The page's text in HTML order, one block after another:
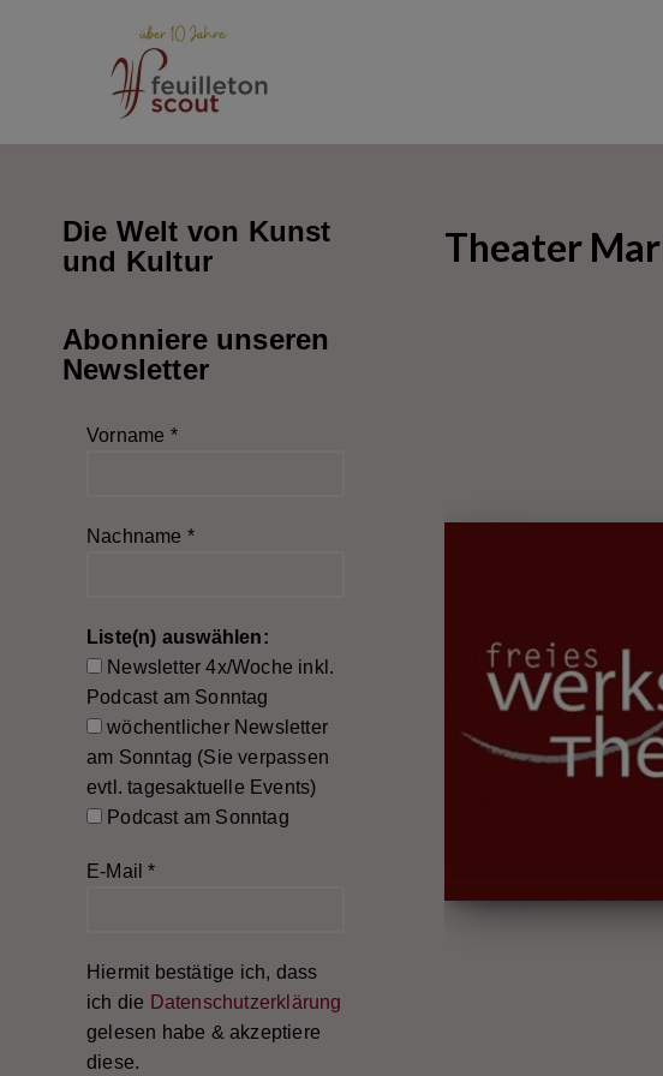
Die Welt von Kunst
und Kultur
Abonniere unseren
Newsletter
Vorname *
Nachname *
Liste(n) auswählen:
Newsletter 4x/Woche inkl.
Podcast am Sonntag
wöchentlicher Newsletter
am Sonntag (Sie verpassen
evtl. tagesaktuelle Events)
Podcast am Sonntag
E-Mail*
Hiermit bestätige ich, dass
ich die Datenschutzerklärung
gelesen habe & akzeptiere
diese.
Theater